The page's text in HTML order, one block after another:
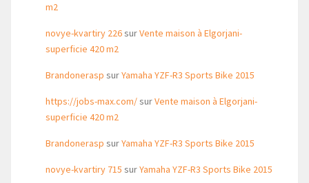
m2
novye-kvartiry 226surVente maison à Elgorjani-
superficie 420 m2
Brandonerasp surYamaha YZF-R3 Sports Bike 2015
https://jobs-max.com/surVente maison à Elgorjani-
superficie 420 m2
Brandonerasp surYamaha YZF-R3 Sports Bike 2015
novye-kvartiry 715 surYamaha YZF-R3 Sports Bike 2015